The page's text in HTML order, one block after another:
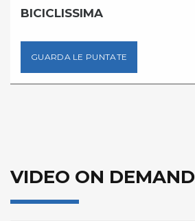
BICICLISSIMA
GUARDA LE PUNTATE
VIDEO ON DEMAND